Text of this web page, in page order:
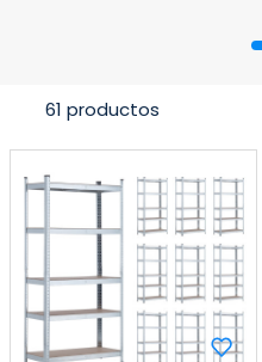
1
61 productos